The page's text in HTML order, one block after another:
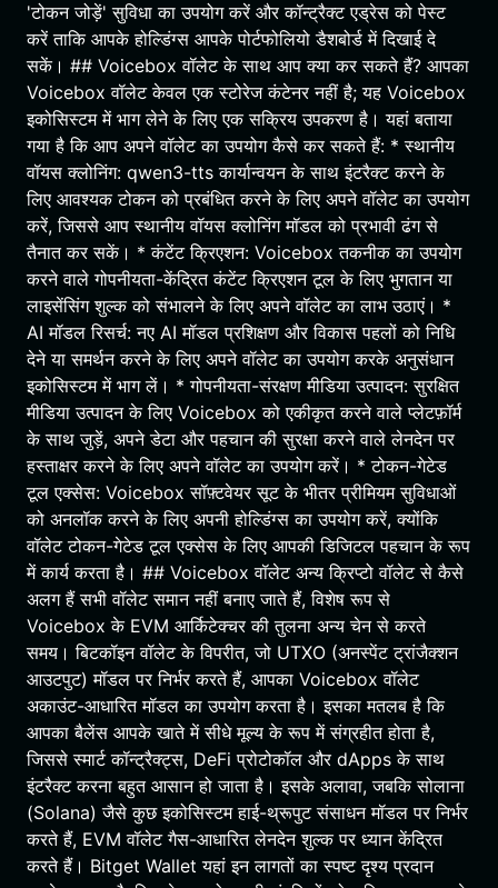
'टोकन जोड़ें' सुविधा का उपयोग करें और कॉन्ट्रैक्ट एड्रेस को पेस्ट
करें ताकि आपके होल्डिंग्स आपके पोर्टफोलियो डैशबोर्ड में दिखाई दे
सकें। ## Voicebox वॉलेट के साथ आप क्या कर सकते हैं? आपका
Voicebox वॉलेट केवल एक स्टोरेज कंटेनर नहीं है; यह Voicebox
इकोसिस्टम में भाग लेने के लिए एक सक्रिय उपकरण है। यहां बताया
गया है कि आप अपने वॉलेट का उपयोग कैसे कर सकते हैं: * स्थानीय
वॉयस क्लोनिंग: qwen3-tts कार्यान्वयन के साथ इंटरैक्ट करने के
लिए आवश्यक टोकन को प्रबंधित करने के लिए अपने वॉलेट का उपयोग
करें, जिससे आप स्थानीय वॉयस क्लोनिंग मॉडल को प्रभावी ढंग से
तैनात कर सकें। * कंटेंट क्रिएशन: Voicebox तकनीक का उपयोग
करने वाले गोपनीयता-केंद्रित कंटेंट क्रिएशन टूल के लिए भुगतान या
लाइसेंसिंग शुल्क को संभालने के लिए अपने वॉलेट का लाभ उठाएं। *
AI मॉडल रिसर्च: नए AI मॉडल प्रशिक्षण और विकास पहलों को निधि
देने या समर्थन करने के लिए अपने वॉलेट का उपयोग करके अनुसंधान
इकोसिस्टम में भाग लें। * गोपनीयता-संरक्षण मीडिया उत्पादन: सुरक्षित
मीडिया उत्पादन के लिए Voicebox को एकीकृत करने वाले प्लेटफ़ॉर्म
के साथ जुड़ें, अपने डेटा और पहचान की सुरक्षा करने वाले लेनदेन पर
हस्ताक्षर करने के लिए अपने वॉलेट का उपयोग करें। * टोकन-गेटेड
टूल एक्सेस: Voicebox सॉफ़्टवेयर सूट के भीतर प्रीमियम सुविधाओं
को अनलॉक करने के लिए अपनी होल्डिंग्स का उपयोग करें, क्योंकि
वॉलेट टोकन-गेटेड टूल एक्सेस के लिए आपकी डिजिटल पहचान के रूप
में कार्य करता है। ## Voicebox वॉलेट अन्य क्रिप्टो वॉलेट से कैसे
अलग हैं सभी वॉलेट समान नहीं बनाए जाते हैं, विशेष रूप से
Voicebox के EVM आर्किटेक्चर की तुलना अन्य चेन से करते
समय। बिटकॉइन वॉलेट के विपरीत, जो UTXO (अनस्पेंट ट्रांजैक्शन
आउटपुट) मॉडल पर निर्भर करते हैं, आपका Voicebox वॉलेट
अकाउंट-आधारित मॉडल का उपयोग करता है। इसका मतलब है कि
आपका बैलेंस आपके खाते में सीधे मूल्य के रूप में संग्रहीत होता है,
जिससे स्मार्ट कॉन्ट्रैक्ट्स, DeFi प्रोटोकॉल और dApps के साथ
इंटरैक्ट करना बहुत आसान हो जाता है। इसके अलावा, जबकि सोलाना
(Solana) जैसे कुछ इकोसिस्टम हाई-थ्रूपुट संसाधन मॉडल पर निर्भर
करते हैं, EVM वॉलेट गैस-आधारित लेनदेन शुल्क पर ध्यान केंद्रित
करते हैं। Bitget Wallet यहां इन लागतों का स्पष्ट दृश्य प्रदान